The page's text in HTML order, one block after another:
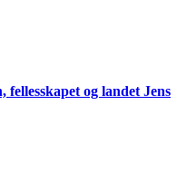
fellesskapet og landet Jens